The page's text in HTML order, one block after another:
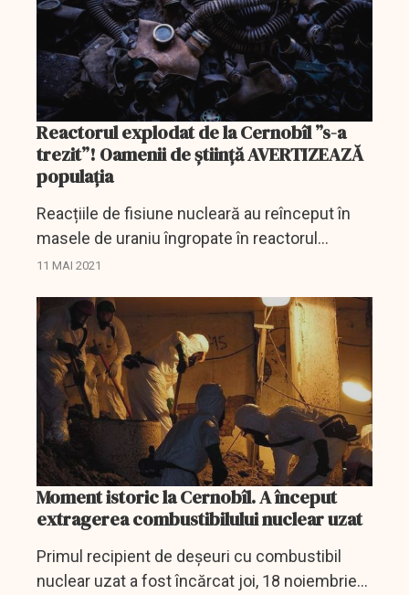
Reactorul explodat de la Cernobîl ”s-a
trezit”! Oamenii de știință AVERTIZEAZĂ
populația
Reacțiile de fisiune nucleară au reînceput în
masele de uraniu îngropate în reactorul
numărul patru al centralei nucleare de la
11 MAI 2021
Moment istoric la Cernobîl. A început
extragerea combustibilului nuclear uzat
Primul recipient de deșeuri cu combustibil
nuclear uzat a fost încărcat joi, 18 noiembrie